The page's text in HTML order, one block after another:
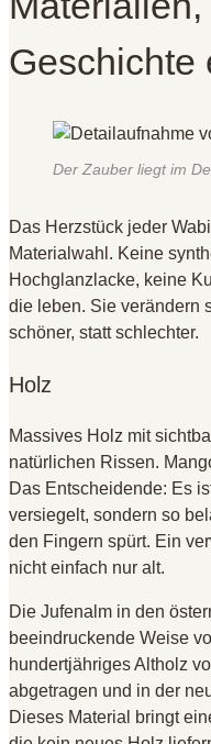
Geschichte
Der Zauber liegt im
Das Herzstück jeder
Materialwahl. Keine
Hochglanzlacke, keine
die leben. Sie verändern
schöner, statt schlechter.
Holz
Massives Holz mit
natürlichen Rissen.
Das Entscheidende: Es
versiegelt, sondern so
den Fingern spürt. Ein
nicht einfach nur alt.
Die Jufenalm in den
beeindruckende Weise
hundertjähriges Altholz
abgetragen und in der
Dieses Material bringt